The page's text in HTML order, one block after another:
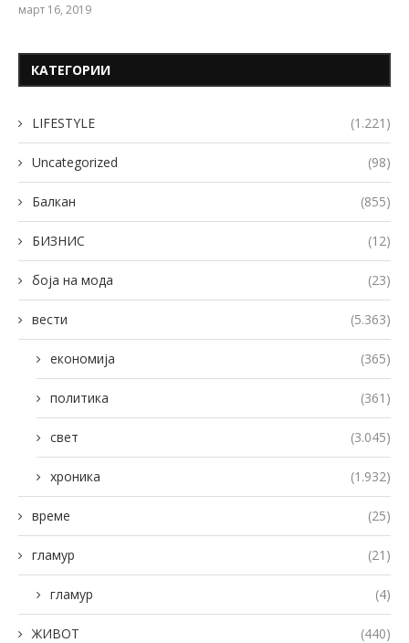
март 16, 2019
КАТЕГОРИИ
LIFESTYLE (1.221)
Uncategorized (98)
Балкан (855)
БИЗНИС (12)
боја на мода (23)
вести (5.363)
економија (365)
политика (361)
свет (3.045)
хроника (1.932)
време (25)
гламур (21)
гламур (4)
ЖИВОТ (440)